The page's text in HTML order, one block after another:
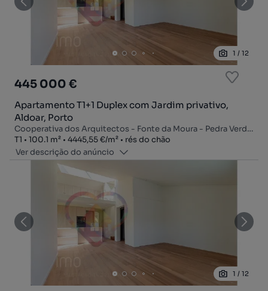
1 / 12
445 000 €
Apartamento T1+1 Duplex com Jardim privativo,
Aldoar, Porto
Cooperativa dos Arquitectos - Fonte da Moura - Pedra Verde, Aldoar, Foz do Douro e Nevogilde, Porto, Porto
Tipologia
T1
Zona100.1 m²
Preço por metro quadrado
4445,55 €/m²
Andar
rés do chão
Ver descrição do anúncio
1 / 12